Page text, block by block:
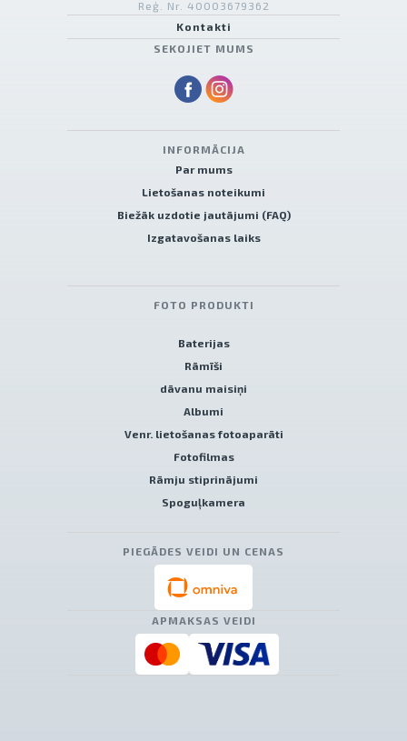
Reģ. Nr. 40003679362
Kontakti
SEKOJIET MUMS
INFORMĀCIJA
Par mums
Lietošanas noteikumi
Biežāk uzdotie jautājumi (FAQ)
Izgatavošanas laiks
FOTO PRODUKTI
Baterijas
Rāmīši
dāvanu maisiņi
Albumi
Venr. lietošanas fotoaparāti
Fotofilmas
Rāmju stiprinājumi
Spoguļkamera
PIEGĀDES VEIDI UN CENAS
APMAKSAS VEIDI